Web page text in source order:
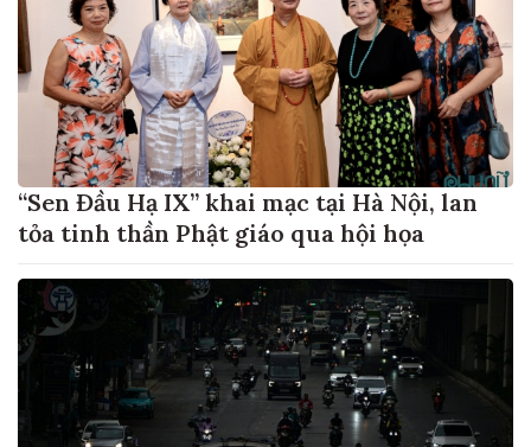
“Sen Đầu Hạ IX” khai mạc tại Hà Nội, lan
tỏa tinh thần Phật giáo qua hội họa